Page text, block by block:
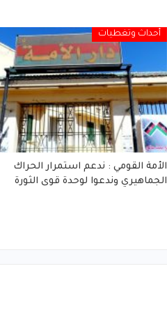
أحداث وتغطيات
الأمة القومي : ندعم استمرار الحراك
الجماهيري وندعوا لوحدة قوى الثورة